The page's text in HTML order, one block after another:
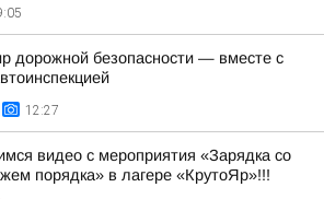
дорожной безопасности — вместе с
12:27
видео с мероприятия «Зарядка со
порядка» в лагере «КрутоЯр»!!!